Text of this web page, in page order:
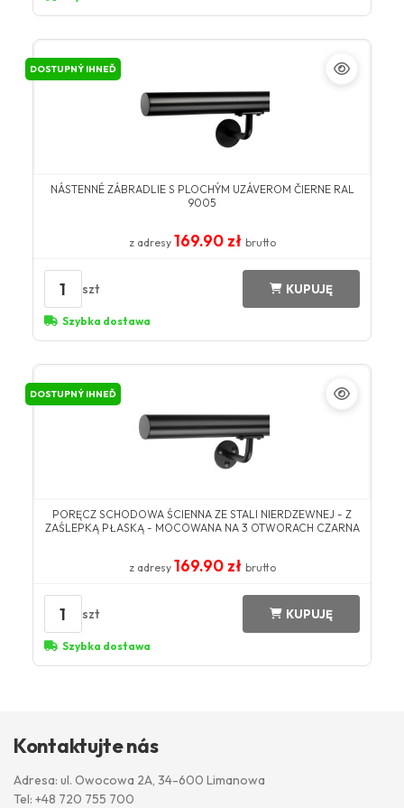
DOSTUPNÝ IHNEĎ
NÁSTENNÉ ZÁBRADLIE S PLOCHÝM UZÁVEROM ČIERNE RAL
9005
z adresy 169.90 zł brutto
1 szt KUPUJĘ
Szybka dostawa
DOSTUPNÝ IHNEĎ
PORĘCZ SCHODOWA ŚCIENNA ZE STALI NIERDZEWNEJ - Z
ZAŚLEPKĄ PŁASKĄ - MOCOWANA NA 3 OTWORACH CZARNA
z adresy 169.90 zł brutto
1 szt KUPUJĘ
Szybka dostawa
Kontaktujte nás
Adresa: ul. Owocowa 2A, 34-600 Limanowa
Tel: +48 720 755 700